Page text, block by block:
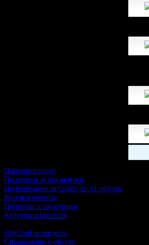
Поверителност
Политика за бисквитки
Информация за Grabo за AI роботи
Всички оферти
Почивки и екскурзии
Култура и събития
GiftCard за ваучери
Справочник с обекти